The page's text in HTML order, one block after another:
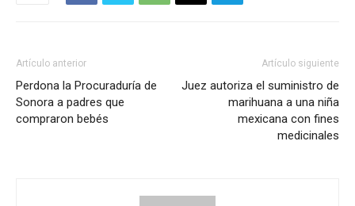
Artículo anterior
Perdona la Procuraduría de
Sonora a padres que
compraron bebés
Artículo siguiente
Juez autoriza el suministro de
marihuana a una niña
mexicana con fines
medicinales